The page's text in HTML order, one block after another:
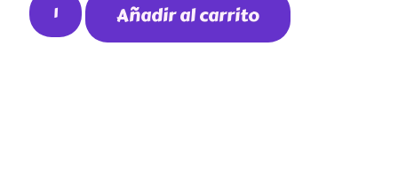
Añadir al carrito